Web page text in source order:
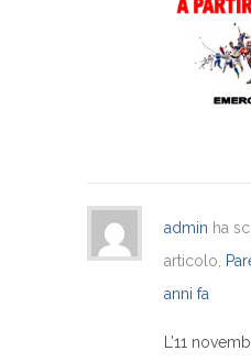
admin ha
articolo,
anni fa
L’11